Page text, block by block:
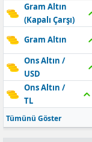
Gram Altın
(Kapalı Çarşı)
Gram Altın
Ons Altın /
USD
Ons Altın /
TL
Tümünü Göster